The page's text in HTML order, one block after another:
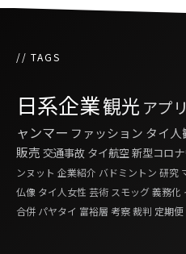
// TAGS
日系企業観光 アプリ
ャンマー ファッション タイ人
販売 交通事故 タイ航空 新型コロ
ンヌット 企業紹介 バドミントン 研究
仏像 タイ人女性 芸術 スモッグ義務化
合併 パヤタイ 富裕層 考察裁判 定期便